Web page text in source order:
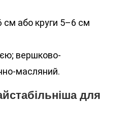
або круги 5–6 см
вершково-
масляний.
для